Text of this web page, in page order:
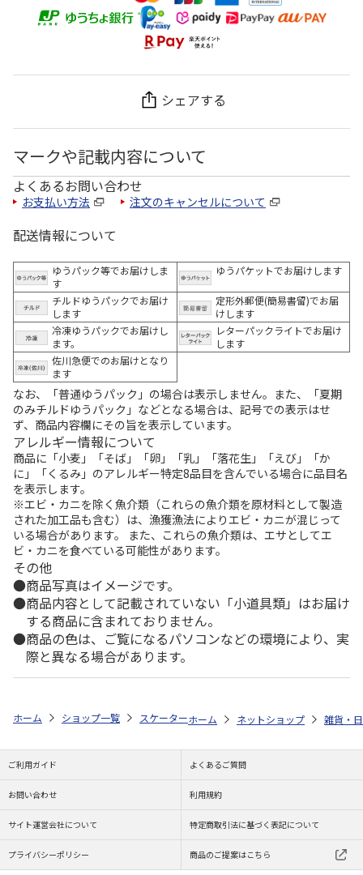
シェアする
マークや記載内容について
よくあるお問い合わせ
お支払い方法 注文のキャンセルについて
配送情報について
ゆうパック等でお届けしま
す
ゆうパケットでお届けします
チルドゆうパックでお届け
します
定形外郵便(簡易書留)でお届
けします
冷凍ゆうパックでお届けし
ます。
レターパックライトでお届け
します
佐川急便でのお届けとなり
ます
なお、「普通ゆうパック」の場合は表示しません。また、「夏期
のみチルドゆうパック」などとなる場合は、記号での表示はせ
ず、商品内容欄にその旨を表示しています。
アレルギー情報について
商品に「小麦」「そば」「卵」「乳」「落花生」「えび」「か
に」「くるみ」のアレルギー特定8品目を含んでいる場合に品目名
を表示します。
※エビ・カニを除く魚介類（これらの魚介類を原材料として製造
された加工品も含む）は、漁獲漁法によりエビ・カニが混じって
いる場合があります。 また、これらの魚介類は、エサとしてエ
ビ・カニを食べている可能性があります。
その他
商品写真はイメージです。
商品内容として記載されていない「小道具類」はお届け
する商品に含まれておりません。
商品の色は、ご覧になるパソコンなどの環境により、実
際と異なる場合があります。
ホーム ショップ一覧 スケーター 子供用風呂イス パウ・パトロール
ホーム ネットショップ 雑貨・
ご利用ガイド よくあるご質問
お問い合わせ 利用規約
サイト運営会社について 特定商取引法に基づく表記について
プライバシーポリシー 商品のご提案はこちら